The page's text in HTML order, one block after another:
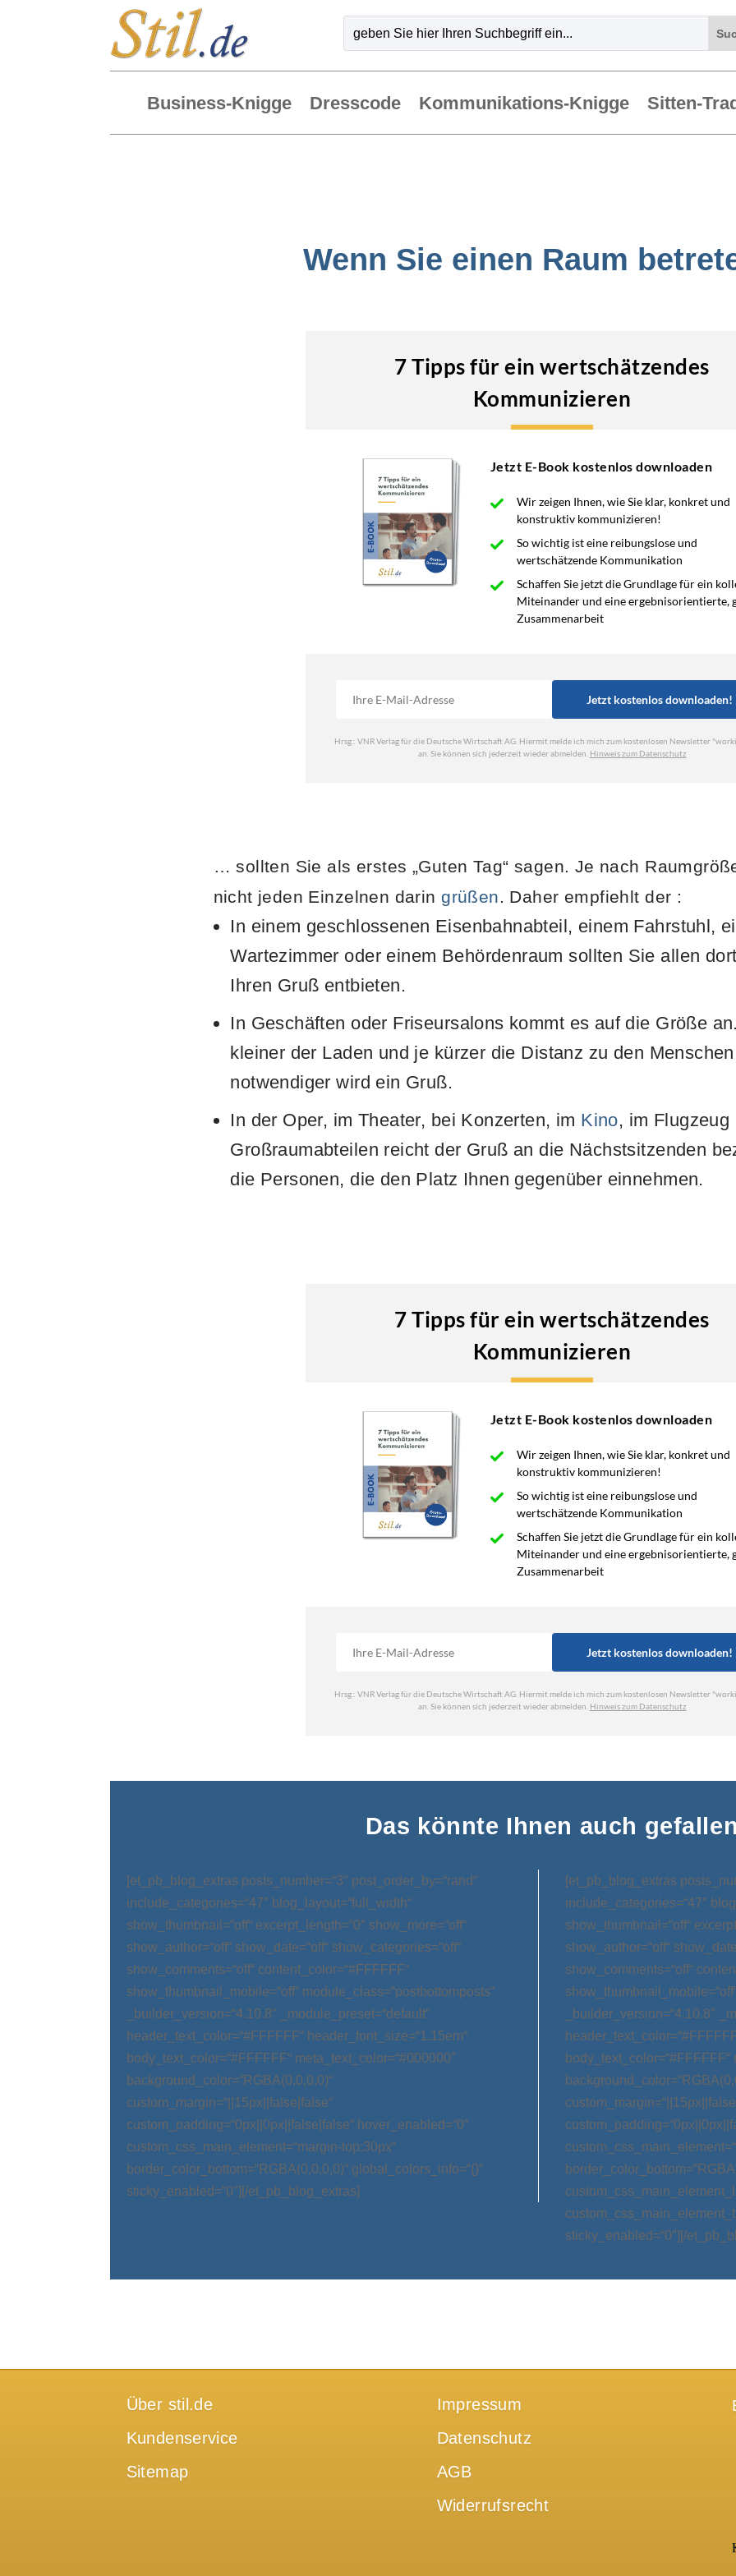
Business-Knigge Dresscode Kommunikations-Knigge Sitten-
Wenn Sie einen Raum
… sollten Sie als erstes „Guten Tag“ sagen. Je nach
nicht jeden Einzelnen daringrüßen. Daher empfiehlt der :
In einem geschlossenen Eisenbahnabteil, einem Fahrstuhl,
Wartezimmer oder einem Behördenraum sollten Sie allen
Ihren Gruß entbieten.
In Geschäften oder Friseursalons kommt es auf die Größe
kleiner der Laden und je kürzer die Distanz zu den
notwendiger wird ein Gruß.
In der Oper, im Theater, bei Konzerten, im Kino, im Flugzeug
Großraumabteilen reicht der Gruß an die Nächstsitzenden
die Personen, die den Platz Ihnen gegenüber einnehmen.
Das könnte Ihnen auch
[et_pb_blog_extras posts_number=“3″ post_order_by=“rand“
include_categories=“47″ blog_layout=“full_width“
show_thumbnail=“off“ excerpt_length=“0″ show_more=“off“
show_author=“off“ show_date=“off“ show_categories=“off“
show_comments=“off“ content_color=“#FFFFFF“
show_thumbnail_mobile=“off“ module_class=“postbottomposts“
_builder_version=“4.10.8″ _module_preset=“default“
header_text_color=“#FFFFFF“ header_font_size=“1.15em“
body_text_color=“#FFFFFF“ meta_text_color=“#000000″
background_color=“RGBA(0,0,0,0)“
custom_margin=“||15px||false|false“
custom_padding=“0px||0px||false|false“ hover_enabled=“0″
custom_css_main_element=“margin-top:30px“
border_color_bottom=“RGBA(0,0,0,0)“ global_colors_info=“{}“
sticky_enabled=“0″][/et_pb_blog_extras]
[et_pb_blog_extras
include_categories=“47″
show_thumbnail=“off“
show_author=“off“
show_comments=“off“
_builder_version=“4.10.8″
sticky_enabled=“0″][/
Über stil.de
Kundenservice
Sitemap
Impressum
Datenschutz
AGB
Widerrufsrecht